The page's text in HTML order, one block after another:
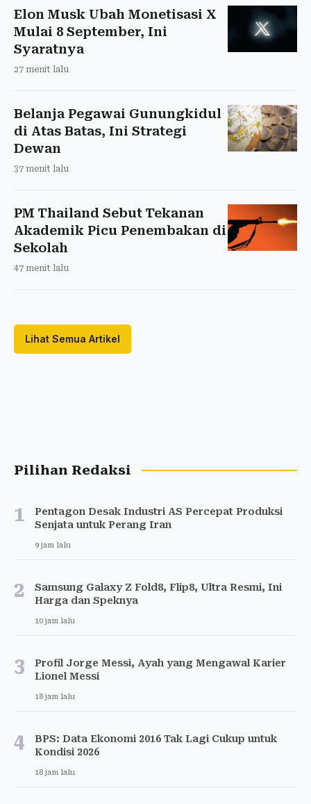
Elon Musk Ubah Monetisasi X
Mulai 8 September, Ini
Syaratnya
27 menit lalu
Belanja Pegawai Gunungkidul
di Atas Batas, Ini Strategi
Dewan
37 menit lalu
PM Thailand Sebut Tekanan
Akademik Picu Penembakan di
Sekolah
47 menit lalu
Lihat Semua Artikel
Pilihan Redaksi
1
Pentagon Desak Industri AS Percepat Produksi
Senjata untuk Perang Iran
9 jam lalu
2
Samsung Galaxy Z Fold8, Flip8, Ultra Resmi, Ini
Harga dan Speknya
10 jam lalu
3
Profil Jorge Messi, Ayah yang Mengawal Karier
Lionel Messi
18 jam lalu
4
BPS: Data Ekonomi 2016 Tak Lagi Cukup untuk
Kondisi 2026
18 jam lalu